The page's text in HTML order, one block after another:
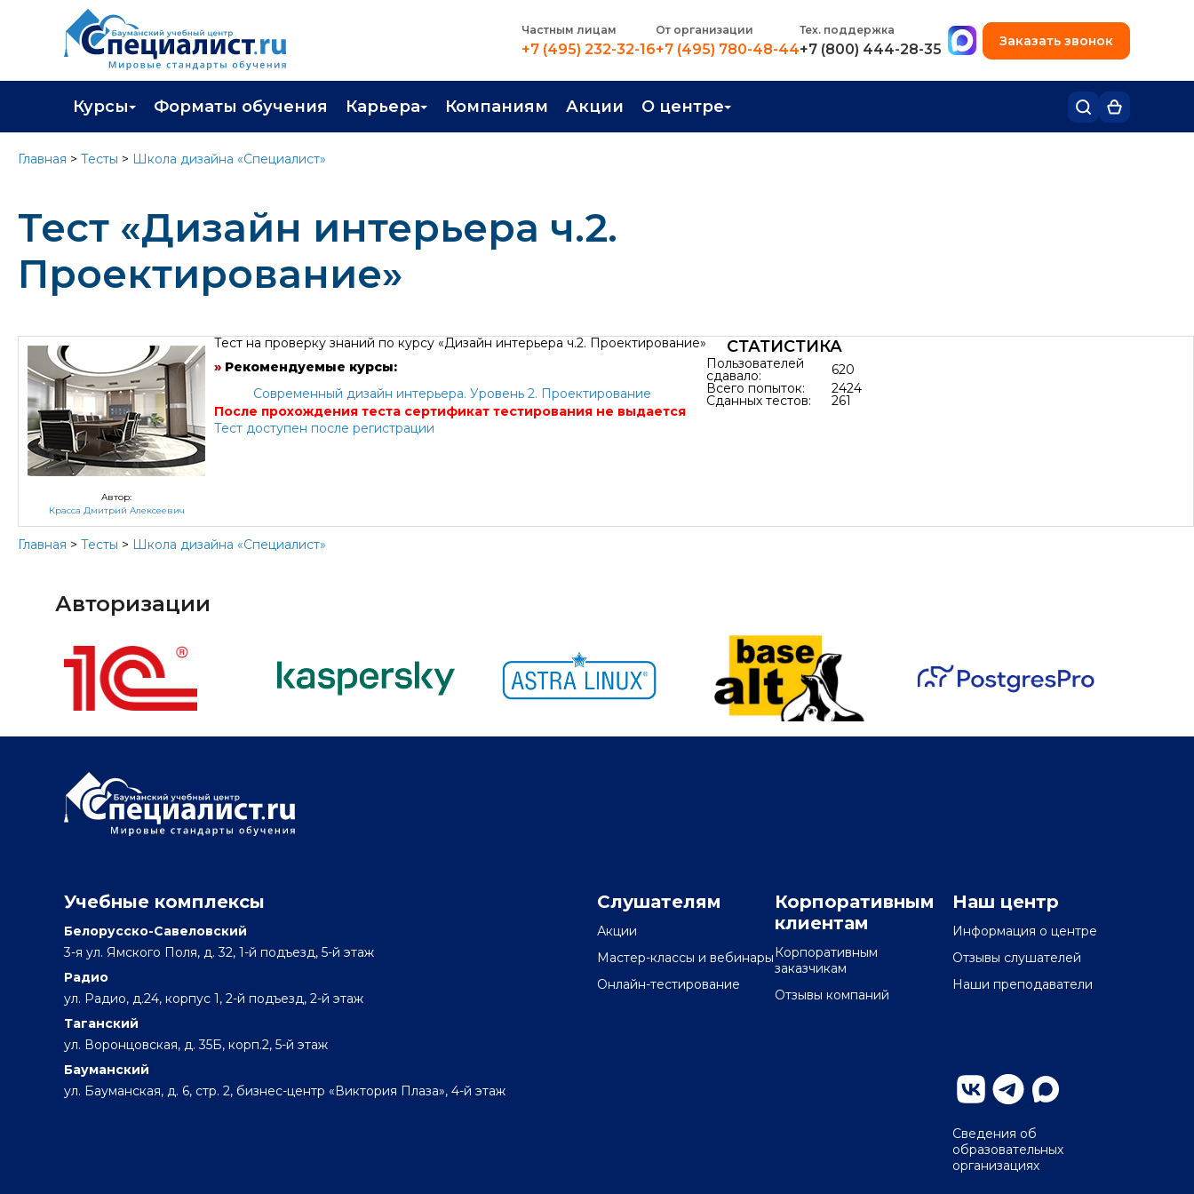
Частным лицам
+7 (495) 232-32-16
От организации
+7 (495) 780-48-44
Тех. поддержка
+7 (800) 444-28-35
+7 (495) 780-48-49
Заказать звонок
Курсы
Каталог курсов
Профессиональная переподготовка
Программа лояльности
Форматы обучения Карьера
Трудоустройство
Компаниям Акции О центре
Главная > Тесты > Школа дизайна «Специалист»
Тест «Дизайн интерьера ч.2.
Проектирование»
Автор:
Красса Дмитрий Алексеевич
Тест на проверку знаний по курсу «Дизайн интерьера ч.2. Проектирование»
» Рекомендуемые курсы:
Современный дизайн интерьера. Уровень 2. Проектирование
После прохождения теста сертификат тестирования не выдается
Тест доступен после регистрации
СТАТИСТИКА
Пользователей
сдавало:
620
Всего попыток:
2424
Сданных тестов: 261
Главная > Тесты > Школа дизайна «Специалист»
Авторизации
Учебные комплексы
Белорусско-Савеловский
3-я ул. Ямского Поля, д. 32, 1-й подъезд, 5-й этаж
Радио
ул. Радио, д.24, корпус 1, 2-й подъезд, 2-й этаж
Таганский
ул. Воронцовская, д. 35Б, корп.2, 5-й этаж
Бауманский
ул. Бауманская, д. 6, стр. 2, бизнес-центр «Виктория Плаза», 4-й этаж
Слушателям
Акции
Мастер-классы и вебинары
Онлайн-тестирование
Корпоративным
клиентам
Корпоративным
заказчикам
Отзывы компаний
Наш центр
Информация о центре
Отзывы слушателей
Наши преподаватели
Сведения об
образовательных
организациях